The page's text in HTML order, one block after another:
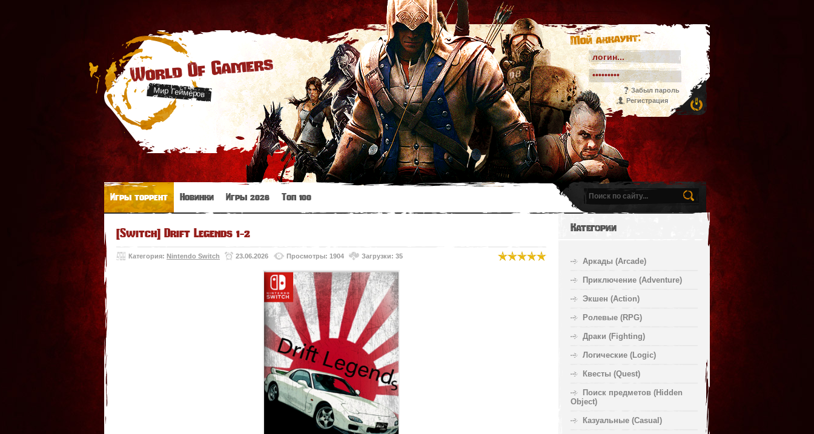
World Of Gamers
Мир Геймеров
Мой аккаунт:
Забыл пароль
Регистрация
Игры торрент Новинки Игры 2026 Топ 100
[Switch] Drift Legends 1-2
Категория: Nintendo Switch 23.06.2026 Просмотры: 1904 Загрузки: 35
Категории
Аркады (Arcade)
Приключение (Adventure)
Экшен (Action)
Ролевые (RPG)
Драки (Fighting)
Логические (Logic)
Квесты (Quest)
Поиск предметов (Hidden
Object)
Казуальные (Casual)